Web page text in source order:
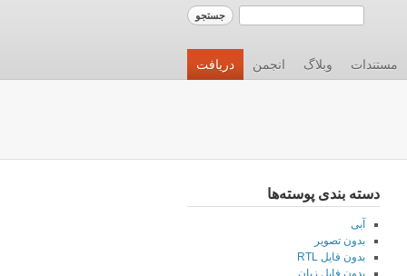
دریافت انجمن وبلاگ مستندات
دسته بندی پوسته‌ها
آبی
بدون تصویر
بدون فایل RTL
بدون فایل زبان